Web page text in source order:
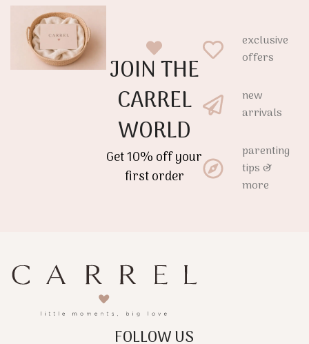
θροΐζοντα στοιχεία που
διεγείρουν την αφή, την
όραση και την ακοή του
μωρού από τους πρώτους
μήνες ζωής.
που χαρίζει ασφάλεια και
ηρεμία στο μωρό από τις
πρώτες ημέρες.
JOIN THE
CARREL
WORLD
Get 10% off your
first order
exclusive
offers
new
arrivals
parenting
tips &
more
FOLLOW US